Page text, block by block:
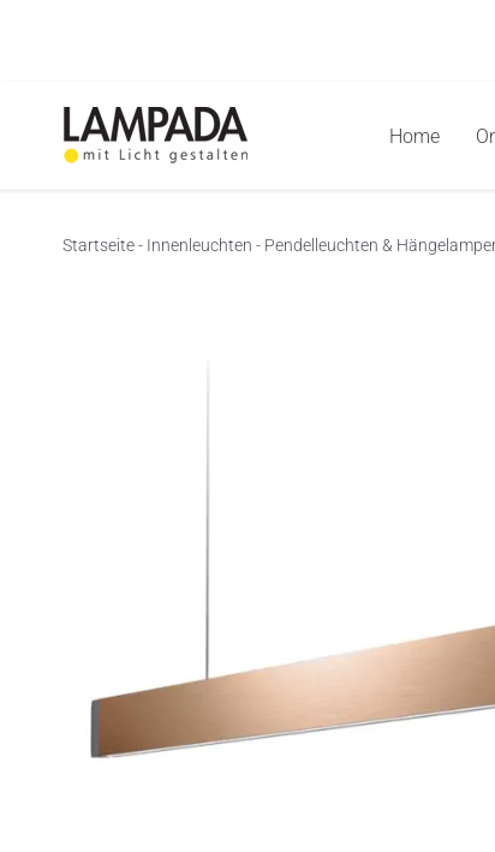
Home
Startseite- Innenleuchten - Pendelleuchten &